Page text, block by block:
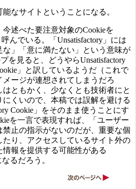
なサイトということになる。
述べた要注意対象のCookieを
呼んでいる。「Unsatisfactory」には
な」「意に満たない」という意味が
を見ると、どうやらUnsatisfactory
」と訳しているようだ（これで
ージが連想されてしまうだろ
はともかく、少なくとも技術者にと
にくいので、本稿では誤解を避ける
Cookie」をそのまま使うことにす
を一言で表現すれば、「ユーザー
止の指示がないのだが、重要な個
たり、アクセスしているサイト外の
報を提供する可能性がある
るだろう。